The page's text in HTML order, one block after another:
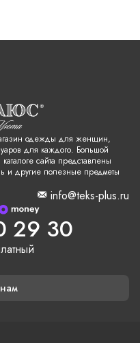
одежды для женщин,
для каждого. Большой
сайта представлены
и другие полезные предметы
info@teks-plus.ru
29 30